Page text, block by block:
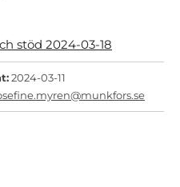
stöd 2024-03-18
2024-03-11
mail